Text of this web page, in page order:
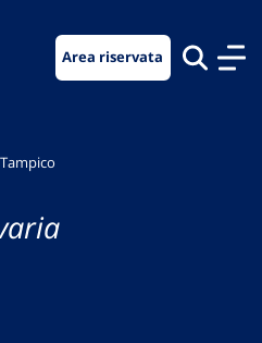
Area riservata
Tampico